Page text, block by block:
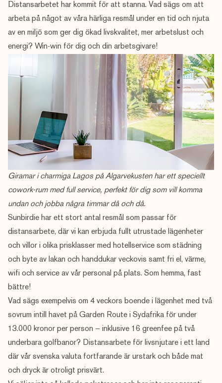
Distansarbetet har kommit för att stanna. Vad sägs om att
arbeta på något av våra härliga resmål under en tid och njuta
av en miljö som ger dig ökad livskvalitet, mer arbetslust och
energi? Win-win för dig och din arbetsgivare!
Giramar i charmiga Lagos på Algarvekusten har ett speciellt
cowork-rum med full service, perfekt för dig som vill komma
undan och jobba några timmar då och då.
Sunbirdie har ett stort antal resmål som passar för
distansarbete, där vi kan erbjuda fullt utrustade lägenheter
och villor i olika prisklasser med hotellservice som städning
och byte av lakan och handdukar veckovis samt fri el, värme,
wifi och service av vår personal på plats. Som hemma, fast
bättre!
Vad sägs exempelvis om 4 veckors boende i lägenhet med två
sovrum intill havet på Garden Route i Sydafrika för under
13.000 kronor per person – inklusive 16 greenfee på två
underbara golfbanor? Distansarbete för livsnjutare i ett land
där vår svenska valuta fortfarande är urstark och både mat
och dryck är otroligt prisvärt.